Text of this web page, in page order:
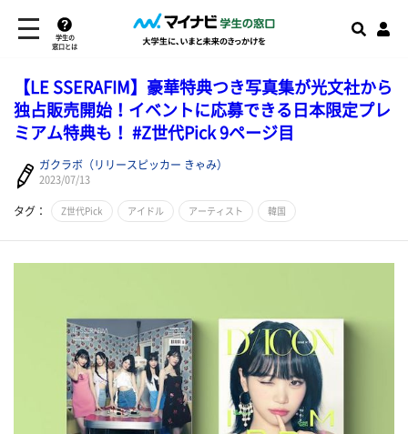
学生の
窓口とは
【LE SSERAFIM】豪華特典つき写真集が光文社から
独占販売開始！イベントに応募できる日本限定プレ
ミアム特典も！ #Z世代Pick 9ページ目
ガクラボ（リリースピッカー きゃみ）
2023/07/13
タグ： Z世代Pick アイドル アーティスト 韓国